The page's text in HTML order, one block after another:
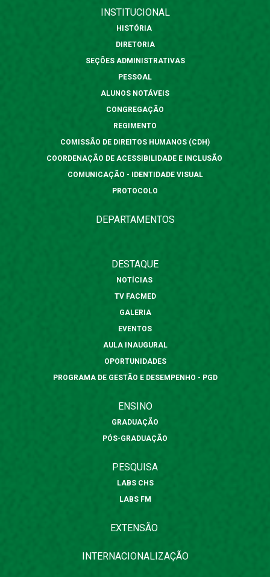
INSTITUCIONAL
HISTÓRIA
DIRETORIA
SEÇÕES ADMINISTRATIVAS
PESSOAL
ALUNOS NOTÁVEIS
CONGREGAÇÃO
REGIMENTO
COMISSÃO DE DIREITOS HUMANOS (CDH)
COORDENAÇÃO DE ACESSIBILIDADE E INCLUSÃO
COMUNICAÇÃO - IDENTIDADE VISUAL
PROTOCOLO
DEPARTAMENTOS
DESTAQUE
NOTÍCIAS
TV FACMED
GALERIA
EVENTOS
AULA INAUGURAL
OPORTUNIDADES
PROGRAMA DE GESTÃO E DESEMPENHO - PGD
ENSINO
GRADUAÇÃO
PÓS-GRADUAÇÃO
PESQUISA
LABS CHS
LABS FM
EXTENSÃO
INTERNACIONALIZAÇÃO